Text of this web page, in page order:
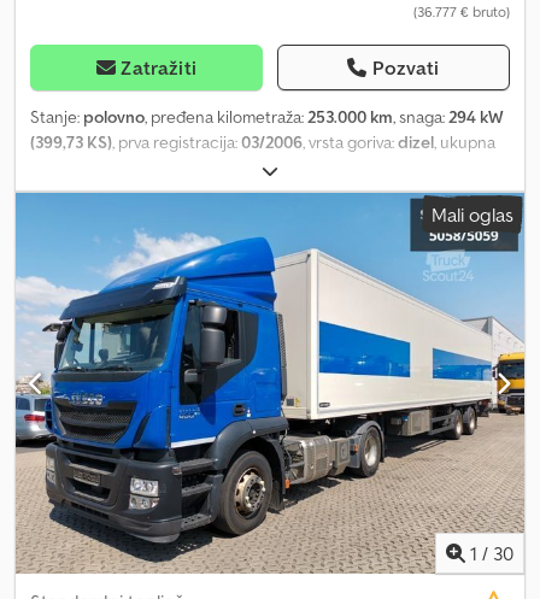
(36.777 € bruto)
Zatražiti Pozvati
Stanje: polovno, pređena kilometraža:253.000 km, snaga:294 kW
(399,73 KS), prva registracija:03/2006, vrsta goriva:dizel, ukupna
, konfiguracija osovina:
retarder, boja:bela, tip prenosa:mehanički, Godina proizvodnje:
ABS, dizalica, elektronski program stabilnosti
(ESP), grejač za parkiranje, klima uređaj
, IVECO STRALIS 400
Kuka sistem + DIZALICA / 6x2 BEZ NESREĆA U DOBROM STANJU! ?
GODINA PROIZVODNJE: 2006 ? KILOMETRAŽA: 253.000 km
OPREMA: ? ABS ? ASR ? CENTRALNO ZAKLJUČAVANJE ?
ELEKTRIČNI PROZORI ? ELEKTRIČNI RETROVIZORI ? SERVO
UPRAVLJAČ ? TAHOGRAF NOSIVOST: 12.000 kg UKUPNA TEŽINA:
26.000 kg MEĐUOSOVINSKO RASTOJANJE: 480 / 140 cm
DIMENZIJE GUMA: 315/80R22,5 VEŠANJE: PREDNJI: OPRUŽNI
ZADNJI: VAZDUŠNI DIZALICA: ESSEL 0902 TEL: * KUBA - POLJSKI,
ENGLESKI, NEMAČKI, ITALIJANSKI * SEBASTIAN - POLJSKI,
NEMAČKI, ITALIJANSKI, ???? Crjdpfxoy Dngto Ap Ijf * LASZLO -
MAĐARSKI * COSTEL - RUMUNSKI (Română: facem toate
formalitățile za izvoz uključujući brojeve) RADEK - ?????
Mali oglas
1 / 30